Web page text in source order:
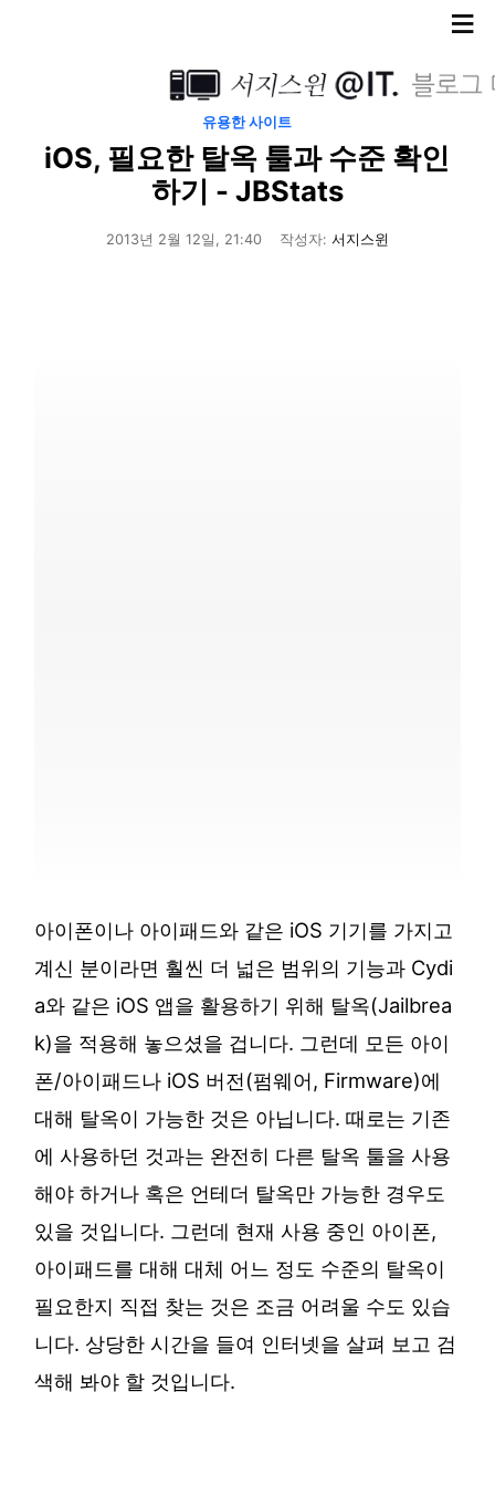
≡
유용한 사이트
iOS, 필요한 탈옥 툴과 수준 확인
하기 - JBStats
2013년 2월 12일, 21:40 작성자: 서지스윈
아이폰이나 아이패드와 같은 iOS 기기를 가지고
계신 분이라면 훨씬 더 넓은 범위의 기능과 Cydi
a와 같은 iOS 앱을 활용하기 위해 탈옥(Jailbrea
k)을 적용해 놓으셨을 겁니다. 그런데 모든 아이
폰/아이패드나 iOS 버전(펌웨어, Firmware)에
대해 탈옥이 가능한 것은 아닙니다. 때로는 기존
에 사용하던 것과는 완전히 다른 탈옥 툴을 사용
해야 하거나 혹은 언테더 탈옥만 가능한 경우도
있을 것입니다. 그런데 현재 사용 중인 아이폰,
아이패드를 대해 대체 어느 정도 수준의 탈옥이
필요한지 직접 찾는 것은 조금 어려울 수도 있습
니다. 상당한 시간을 들여 인터넷을 살펴 보고 검
색해 봐야 할 것입니다.